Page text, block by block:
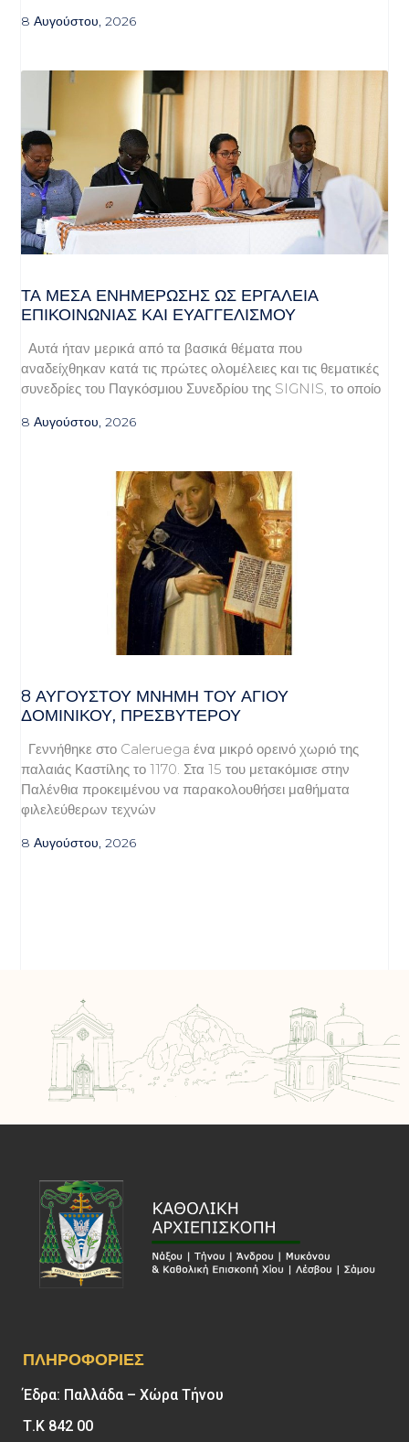
8 Αυγούστου, 2026
ΤΑ ΜΈΣΑ ΕΝΗΜΈΡΩΣΗΣ ΩΣ ΕΡΓΑΛΕΊΑ
ΕΠΙΚΟΙΝΩΝΊΑΣ ΚΑΙ ΕΥΑΓΓΕΛΙΣΜΟΎ
Αυτά ήταν μερικά από τα βασικά θέματα που
αναδείχθηκαν κατά τις πρώτες ολομέλειες και τις θεματικές
συνεδρίες του Παγκόσμιου Συνεδρίου της SIGNIS, το οποίο
8 Αυγούστου, 2026
8 ΑΥΓΟΥΣΤΟΥ ΜΝΗΜΗ ΤΟΥ ΑΓΙΟΥ
ΔΟΜΙΝΙΚΟΥ, ΠΡΕΣΒΥΤΕΡΟΥ
Γεννήθηκε στο Caleruega ένα μικρό ορεινό χωριό της
παλαιάς Καστίλης το 1170. Στα 15 του μετακόμισε στην
Παλένθια προκειμένου να παρακολουθήσει μαθήματα
φιλελεύθερων τεχνών
8 Αυγούστου, 2026
ΠΛΗΡΟΦΟΡΊΕΣ
Έδρα: Παλλάδα – Χώρα Τήνου
Τ.Κ 842 00